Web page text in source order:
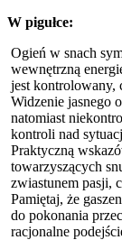
W pigułce:
Ogień w snach
wewnętrzną
jest kontrolowany,
Widzenie jasnego
natomiast
kontroli nad
Praktyczną
towarzyszących
zwiastunem pasji,
Pamiętaj, że
do pokonania
racjonalne